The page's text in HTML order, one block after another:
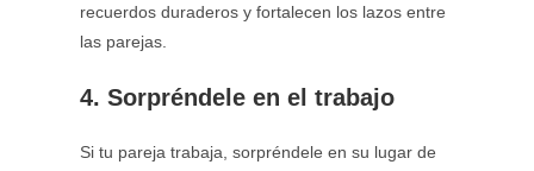
recuerdos duraderos y fortalecen los lazos entre
las parejas.
4. Sorpréndele en el trabajo
Si tu pareja trabaja, sorpréndele en su lugar de